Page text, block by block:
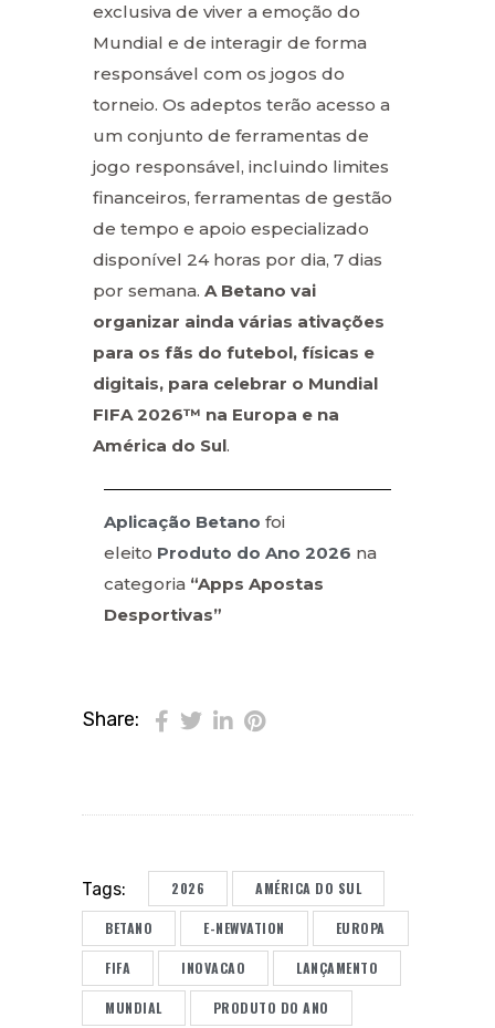
exclusiva de viver a emoção do
Mundial e de interagir de forma
responsável com os jogos do
torneio. Os adeptos terão acesso a
um conjunto de ferramentas de
jogo responsável, incluindo limites
financeiros, ferramentas de gestão
de tempo e apoio especializado
disponível 24 horas por dia, 7 dias
por semana. A Betano vai
organizar ainda várias ativações
para os fãs do futebol, físicas e
digitais, para celebrar o Mundial
FIFA 2026™ na Europa e na
América do Sul.
Aplicação Betano foi
eleito Produto do Ano 2026 na
categoria “Apps Apostas
Desportivas”
Share:
Tags: 2026 AMÉRICA DO SUL
BETANO E-NEWVATION EUROPA
FIFA INOVACAO LANÇAMENTO
MUNDIAL PRODUTO DO ANO